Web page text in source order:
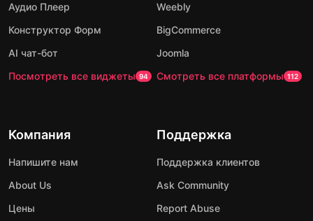
Аудио Плеер
Конструктор Форм
AI чат-бот
Посмотреть все виджеты 94
Weebly
BigCommerce
Joomla
Смотреть все платформы 112
Компания
Напишите нам
About Us
Цены
Поддержка
Поддержка клиентов
Ask Community
Report Abuse